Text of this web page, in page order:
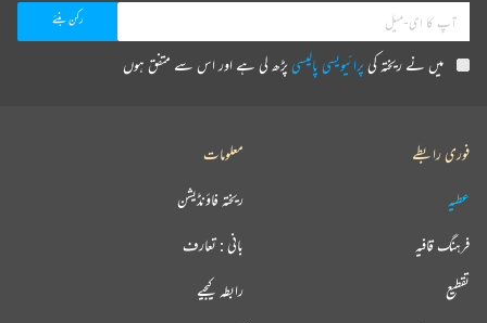
میں نے ریختہ کیپرائیویسی پالیسیپڑھ لی ہے اور اس سے متفق ہوں
فوری رابطے
عطیہ
فرہنگ قافیہ
تقطیع
معلومات
ریختہ فاؤنڈیشن
بانی : تعارف
رابطہ کیجیے